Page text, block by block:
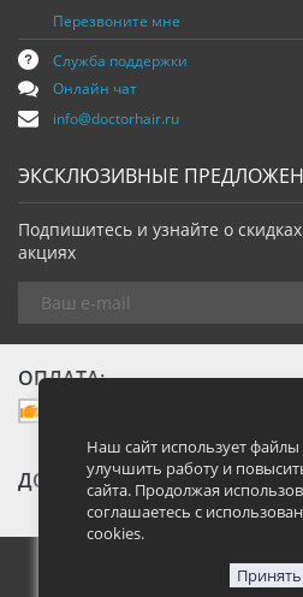
Перезвоните мне
Служба поддержки
Онлайн чат
info@doctorhair.ru
ЭКСКЛЮЗИВНЫЕ
Подпишитесь и узнайте о
акциях
ОПЛАТА:
ДОСТАВКА:
Москва, Большая Семеновская
Наш сайт использует
улучшить работу и
сайта. Продолжая
соглашаетесь с
cookies.
Принять